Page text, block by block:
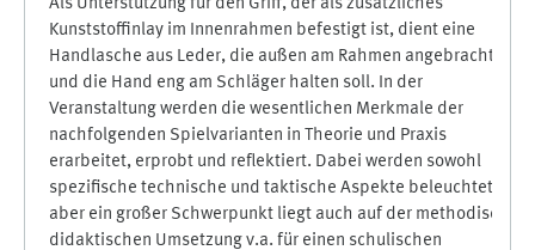
Als Unterstützung für den Griff, der als zusätzliches
Kunststoffinlay im Innenrahmen befestigt ist, dient eine
Handlasche aus Leder, die außen am Rahmen angebracht ist
und die Hand eng am Schläger halten soll. In der
Veranstaltung werden die wesentlichen Merkmale der
nachfolgenden Spielvarianten in Theorie und Praxis
erarbeitet, erprobt und reflektiert. Dabei werden sowohl
spezifische technische und taktische Aspekte beleuchtet,
aber ein großer Schwerpunkt liegt auch auf der methodisch-
didaktischen Umsetzung v.a. für einen schulischen